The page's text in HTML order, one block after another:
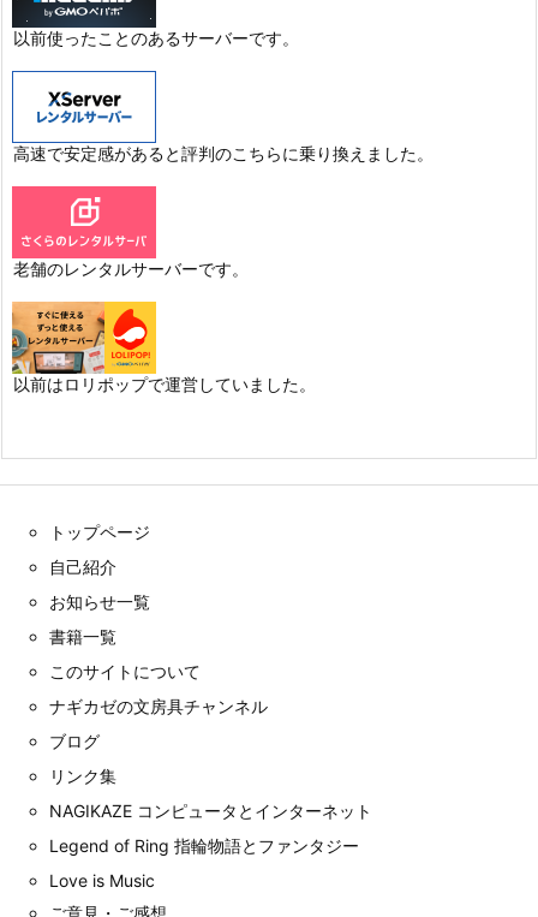
以前使ったことのあるサーバーです。
高速で安定感があると評判のこちらに乗り換えました。
老舗のレンタルサーバーです。
以前はロリポップで運営していました。
トップページ
自己紹介
お知らせ一覧
書籍一覧
このサイトについて
ナギカゼの文房具チャンネル
ブログ
リンク集
NAGIKAZE コンピュータとインターネット
Legend of Ring 指輪物語とファンタジー
Love is Music
ご意見・ご感想